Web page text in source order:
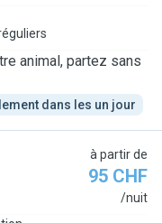
animal, partez sans
dans les un jour
à partir de
95 CHF
/nuit